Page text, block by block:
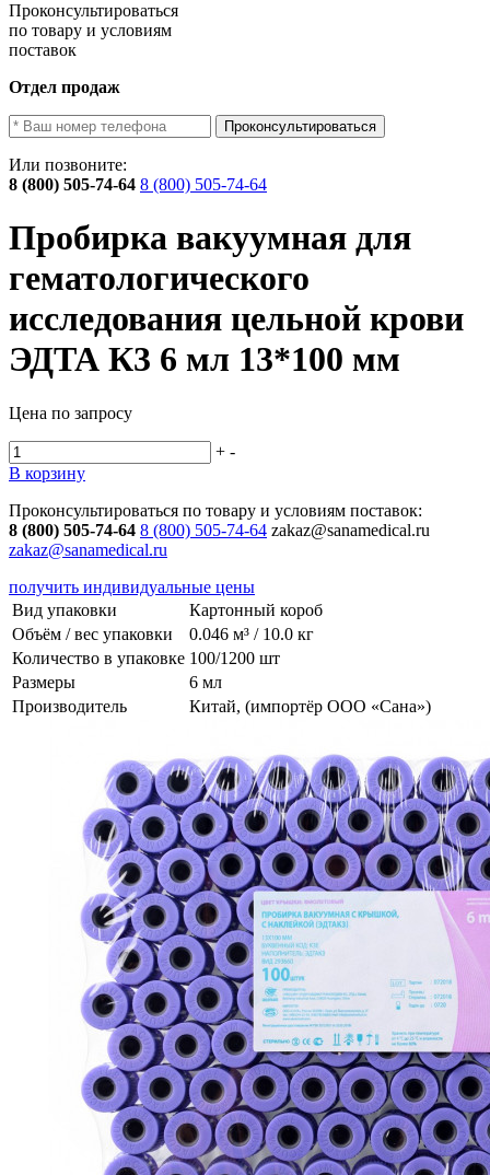
Проконсультироваться
по товару и условиям
поставок
Отдел продаж
Проконсультироваться
Или позвоните:
8 (800) 505-74-64 8 (800) 505-74-64
Пробирка вакуумная для
гематологического
исследования цельной крови
ЭДТА К3 6 мл 13*100 мм
Цена по запросу
+ -
В корзину
Проконсультироваться по товару и условиям поставок:
8 (800) 505-74-64 8 (800) 505-74-64 zakaz@sanamedical.ru
zakaz@sanamedical.ru
получить индивидуальные цены
Вид упаковки
Картонный короб
Объём / вес упаковки
0.046 м³ / 10.0 кг
Количество в упаковке 100/1200 шт
Размеры
6 мл
Производитель
Китай, (импортёр ООО «Сана»)